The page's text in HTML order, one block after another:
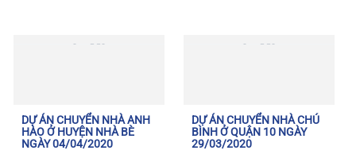
DỰ ÁN CHUYỂN NHÀ ANH
HÀO Ở HUYỆN NHÀ BÈ
NGÀY 04/04/2020
DỰ ÁN CHUYỂN NHÀ CHÚ
BÌNH Ở QUẬN 10 NGÀY
29/03/2020